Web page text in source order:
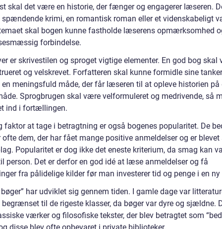
skal det være en historie, der fænger og engagerer læseren.
krimi, en romantisk roman eller et videnskabeligt
skal bogen kunne fastholde læserens opmærksomhed
forbindelse.
er skrivestilen og sproget vigtige elementer. En god bog skal
og velskrevet. Forfatteren skal kunne formidle sine
en meningsfuld måde, der får læseren til at opleve historien på
Sprogbrugen skal være velformuleret og medrivende, så
ind i fortællingen.
faktor at tage i betragtning er også bogenes popularitet. De
ofte dem, der har fået mange positive anmeldelser og er
Popularitet er dog ikke det eneste kriterium, da smag kan
person. Det er derfor en god idé at læse anmeldelser og få
fra pålidelige kilder før man investerer tid og penge i en ny
bøger” har udviklet sig gennem tiden. I gamle dage var
til de rigeste klasser, da bøger var dyre og sjældne.
værker og filosofiske tekster, der blev betragtet som